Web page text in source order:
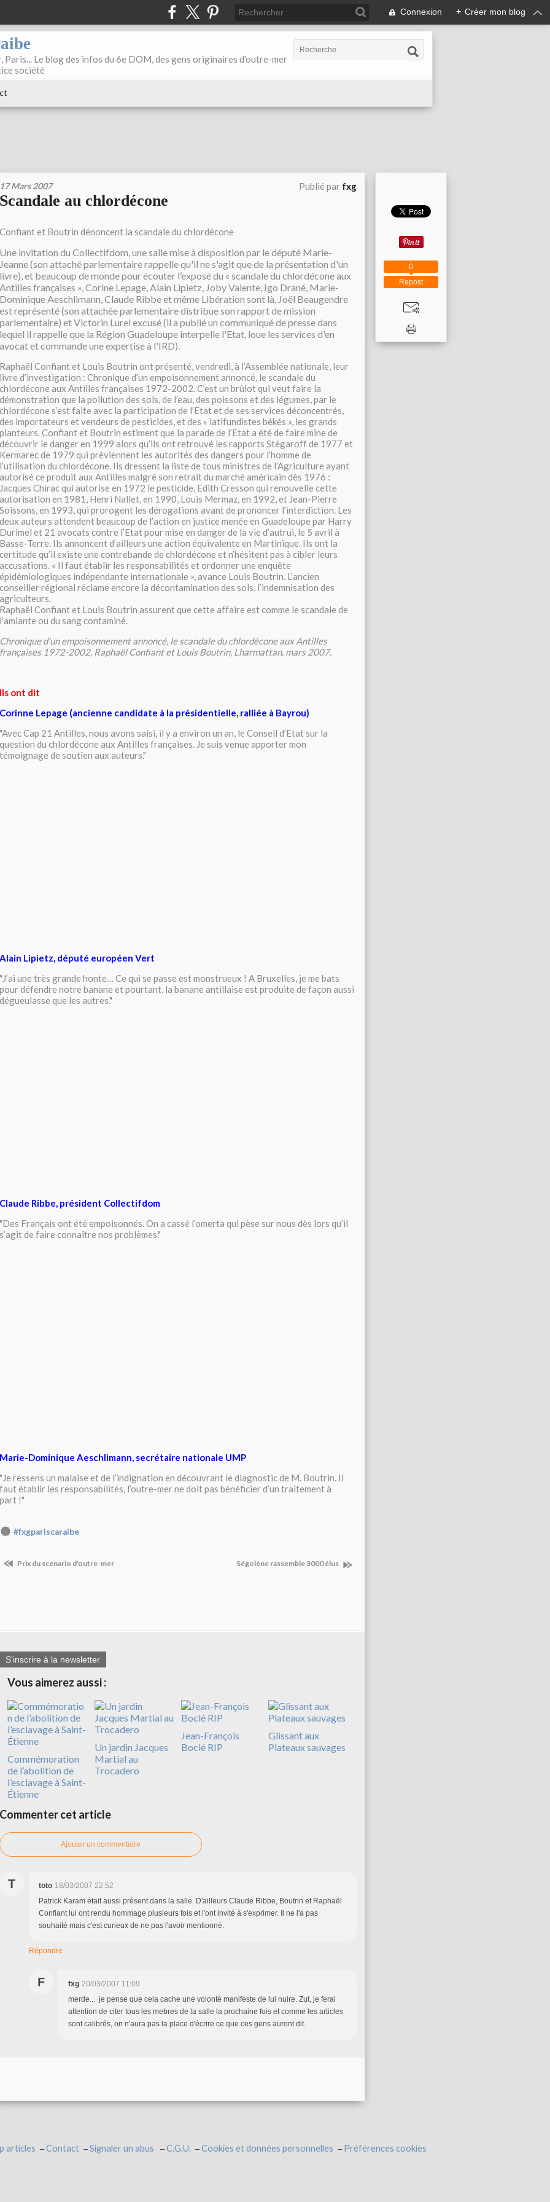
Connexion + Créer mon blog
Paris... Le blog des infos du 6e DOM, des gens originaires d'outre-mer
société
17 Mars 2007 Publié par fxg
Scandale au chlordécone
Confiant et Boutrin dénoncent la scandale du chlordécone
Une invitation du Collectifdom, une salle mise à disposition par le député Marie-
Jeanne (son attaché parlementaire rappelle qu'il ne s'agit que de la présentation d'un
livre), et beaucoup de monde pour écouter l’exposé du « scandale du chlordécone aux
Antilles françaises », Corine Lepage, Alain Lipietz, Joby Valente, Igo Drané, Marie-
Dominique Aeschlimann, Claude Ribbe et même Libération sont là. Joël Beaugendre
est représenté (son attachée parlementaire distribue son rapport de mission
parlementaire) et Victorin Lurel excusé (il a publié un communiqué de presse dans
lequel il rappelle que la Région Guadeloupe interpelle l'Etat, loue les services d'en
avocat et commande une expertise à l'IRD).
Raphaël Confiant et Louis Boutrin ont présenté, vendredi, à l’Assemblée nationale, leur
livre d’investigation : Chronique d’un empoisonnement annoncé, le scandale du
chlordécone aux Antilles françaises 1972-2002. C’est un brûlot qui veut faire la
démonstration que la pollution des sols, de l’eau, des poissons et des légumes, par le
chlordécone s’est faite avec la participation de l’Etat et de ses services déconcentrés,
des importateurs et vendeurs de pesticides, et des « latifundistes békés », les grands
planteurs. Confiant et Boutrin estiment que la parade de l’Etat a été de faire mine de
découvrir le danger en 1999 alors qu’ils ont retrouvé les rapports Stégaroff de 1977 et
Kermarec de 1979 qui préviennent les autorités des dangers pour l’homme de
l’utilisation du chlordécone. Ils dressent la liste de tous ministres de l’Agriculture ayant
autorisé ce produit aux Antilles malgré son retrait du marché américain dès 1976 :
Jacques Chirac qui autorise en 1972 le pesticide, Edith Cresson qui renouvelle cette
autorisation en 1981, Henri Nallet, en 1990, Louis Mermaz, en 1992, et Jean-Pierre
Soissons, en 1993, qui prorogent les dérogations avant de prononcer l’interdiction. Les
deux auteurs attendent beaucoup de l’action en justice menée en Guadeloupe par Harry
Durimel et 21 avocats contre l’Etat pour mise en danger de la vie d’autrui, le 5 avril à
Basse-Terre. Ils annoncent d’ailleurs une action équivalente en Martinique. Ils ont la
certitude qu’il existe une contrebande de chlordécone et n’hésitent pas à cibler leurs
accusations. « Il faut établir les responsabilités et ordonner une enquête
épidémiologiques indépendante internationale », avance Louis Boutrin. L’ancien
conseiller régional réclame encore la décontamination des sols, l’indemnisation des
agriculteurs.
Raphaël Confiant et Louis Boutrin assurent que cette affaire est comme le scandale de
l’amiante ou du sang contaminé.
Chronique d’un empoisonnement annoncé, le scandale du chlordécone aux Antilles
françaises 1972-2002, Raphaël Confiant et Louis Boutrin, Lharmattan, mars 2007.
Ils ont dit
Corinne Lepage (ancienne candidate à la présidentielle, ralliée à Bayrou)
"Avec Cap 21 Antilles, nous avons saisi, il y a environ un an, le Conseil d’Etat sur la
question du chlordécone aux Antilles françaises. Je suis venue apporter mon
témoignage de soutien aux auteurs."
Alain Lipietz, député européen Vert
"J’ai une très grande honte… Ce qui se passe est monstrueux ! A Bruxelles, je me bats
pour défendre notre banane et pourtant, la banane antillaise est produite de façon aussi
dégueulasse que les autres."
Claude Ribbe, président Collectifdom
"Des Français ont été empoisonnés. On a cassé l’omerta qui pèse sur nous dès lors qu’il
s’agit de faire connaître nos problèmes."
Marie-Dominique Aeschlimann, secrétaire nationale UMP
"Je ressens un malaise et de l’indignation en découvrant le diagnostic de M. Boutrin. Il
faut établir les responsabilités, l’outre-mer ne doit pas bénéficier d’un traitement à
part !"
#fxgpariscaraibe
Prix du scenario d'outre-mer Ségolène rassemble 3000 élus
S'inscrire à la newsletter
Vous aimerez aussi :
Commémoration
de l’abolition de
l’esclavage à Saint-
Étienne
Un jardin Jacques
Martial au
Trocadero
Jean-François
Boclé RIP
Glissant aux
Plateaux sauvages
Commenter cet article
Ajouter un commentaire
T toto 18/03/2007 22:52
Patrick Karam était aussi présent dans la salle. D'ailleurs Claude Ribbe, Boutrin et Raphaël
Confiant lui ont rendu hommage plusieurs fois et l'ont invité à s'exprimer. Il ne l'a pas
souhaité mais c'est curieux de ne pas l'avoir mentionné.
Répondre
F fxg 20/03/2007 11:09
merde... je pense que cela cache une volonté manifeste de lui nuire. Zut, je ferai
attention de citer tous les mebres de la salle la prochaine fois et comme les articles
sont calibrés, on n'aura pas la place d'écrire ce que ces gens auront dit.
Repost
0
articles Contact Signaler un abus C.G.U. Cookies et données personnelles Préférences cookies